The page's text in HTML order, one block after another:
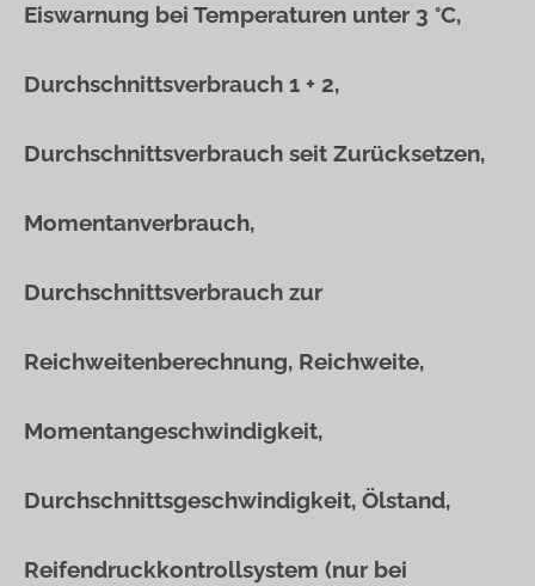
Eiswarnung bei Temperaturen unter 3 °C,
Durchschnittsverbrauch 1 + 2,
Durchschnittsverbrauch seit Zurücksetzen,
Momentanverbrauch,
Durchschnittsverbrauch zur
Reichweitenberechnung, Reichweite,
Momentangeschwindigkeit,
Durchschnittsgeschwindigkeit, Ölstand,
Reifendruckkontrollsystem (nur bei